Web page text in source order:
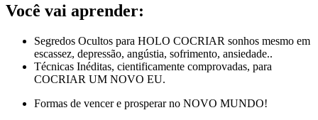
Você vai aprender:
Segredos Ocultos para HOLO COCRIAR sonhos mesmo em
escassez, depressão, angústia, sofrimento, ansiedade..
Técnicas Inéditas, cientificamente comprovadas, para
COCRIAR UM NOVO EU.
Formas de vencer e prosperar no NOVO MUNDO!